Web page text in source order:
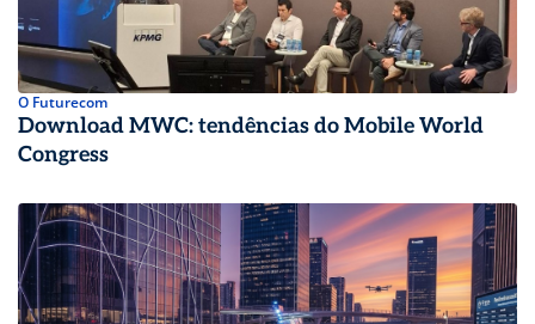
O Futurecom
Download MWC: tendências do Mobile World
Congress